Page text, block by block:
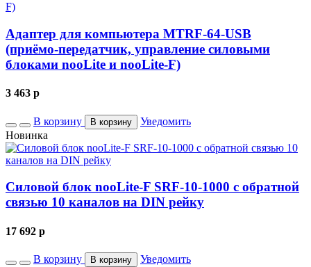
Адаптер для компьютера MTRF-64-USB
(приёмо-передатчик, управление силовыми
блоками nooLite и nooLite-F)
3 463 p
В корзину В корзину
Уведомить
Новинка
Силовой блок nooLite-F SRF-10-1000 с обратной
связью 10 каналов на DIN рейку
17 692 p
В корзину В корзину
Уведомить